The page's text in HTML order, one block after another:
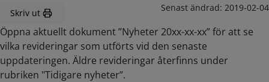
Skriv ut Senast ändrad: 2019-02-04
Öppna aktuellt dokument ”Nyheter 20xx-xx-xx” för att se
vilka revideringar som utförts vid den senaste
uppdateringen. Äldre revideringar återfinns under
rubriken "Tidigare nyheter”.